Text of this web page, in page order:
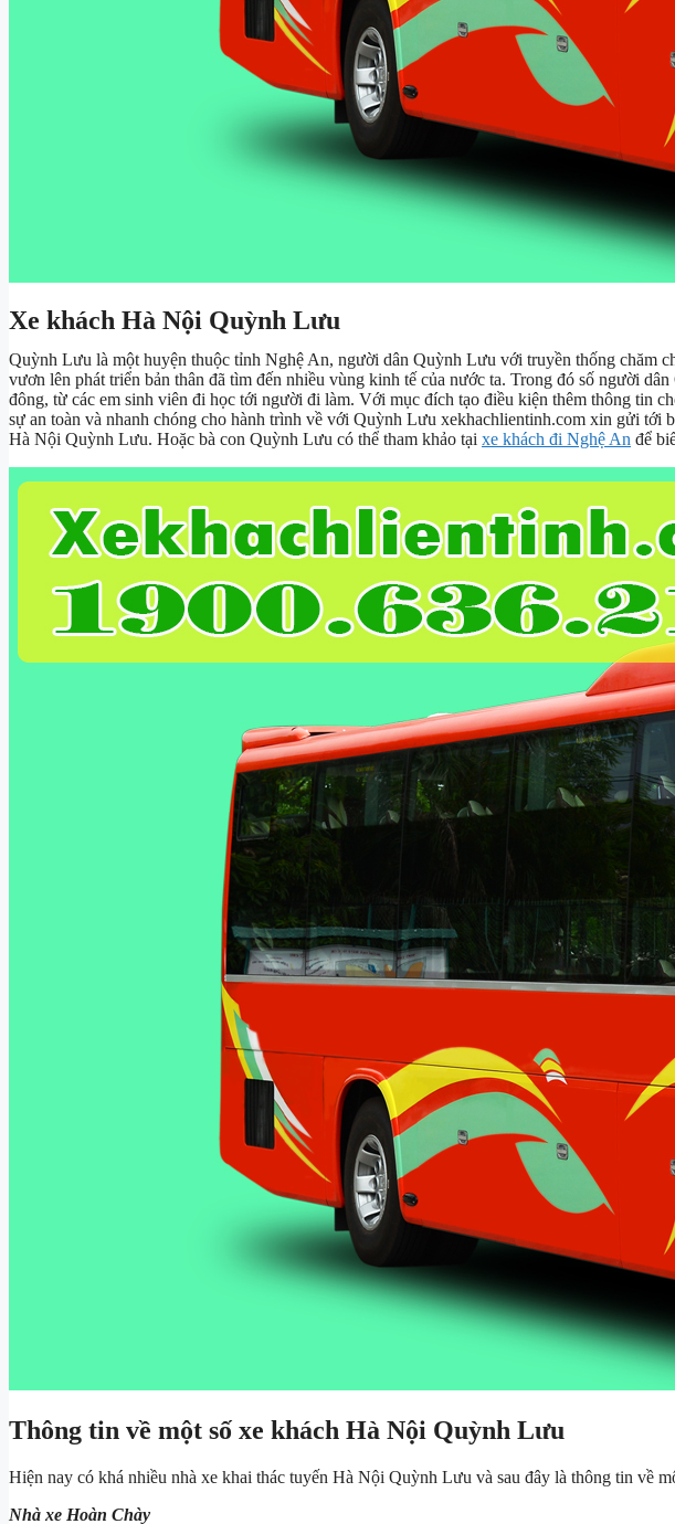
Xe khách Hà Nội Quỳnh Lưu
Quỳnh Lưu là một huyện thuộc tỉnh Nghệ An, người dân Quỳnh Lưu với truyền thống chăm
vươn lên phát triển bản thân đã tìm đến nhiều vùng kinh tế của nước ta. Trong đó số người
đông, từ các em sinh viên đi học tới người đi làm. Với mục đích tạo điều kiện thêm thông tin
sự an toàn và nhanh chóng cho hành trình về với Quỳnh Lưu xekhachlientinh.com xin gửi tới
Hà Nội Quỳnh Lưu. Hoặc bà con Quỳnh Lưu có thể tham khảo tại xe khách đi Nghệ An để
Thông tin về một số xe khách Hà Nội Quỳnh Lưu
Hiện nay có khá nhiều nhà xe khai thác tuyến Hà Nội Quỳnh Lưu và sau đây là thông tin về
Nhà xe Hoàn Chày